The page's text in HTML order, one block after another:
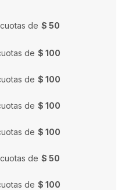
cuotas de $ 50
de $ 100
de $ 100
de $ 100
de $ 100
cuotas de $ 50
de $ 100